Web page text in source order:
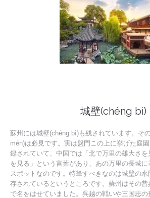
城壁(chéng bì)
蘇州には城壁(chéng bì)も残されています。そ
mén)は必見です。実は盤門この上に挙げた庭
録されていて、中国では「北で万里の雄大さを
を見る」という言葉があり、あの万里の長城
スポットなのです。特筆すべきなのは城壁の
存されているというところです。蘇州はその昔
で名をはせていました。呉越の戦いや三国志